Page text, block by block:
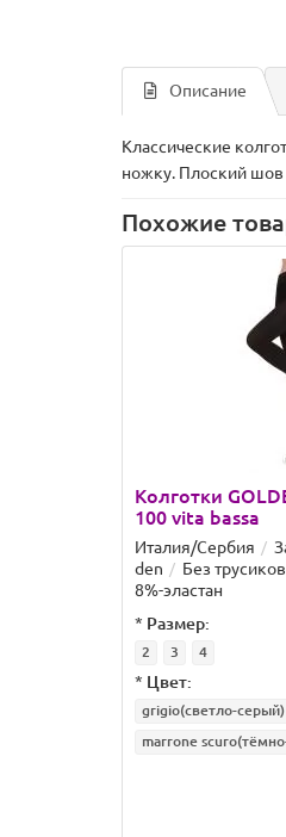
Описание
Классические
ножку. Плоский шов
Похожие
Колготки
100 vita bassa
Италия/Сербия
den
Без трусиков
8%-эластан
* Размер:
2 3 4
* Цвет:
grigio(светло-серый)
marrone